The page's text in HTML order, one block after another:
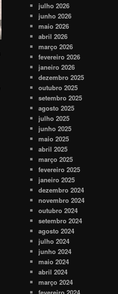
julho 2026
junho 2026
maio 2026
abril 2026
março 2026
fevereiro 2026
janeiro 2026
dezembro 2025
outubro 2025
setembro 2025
agosto 2025
julho 2025
junho 2025
maio 2025
abril 2025
março 2025
fevereiro 2025
janeiro 2025
dezembro 2024
novembro 2024
outubro 2024
setembro 2024
agosto 2024
julho 2024
junho 2024
maio 2024
abril 2024
março 2024
fevereiro 2024